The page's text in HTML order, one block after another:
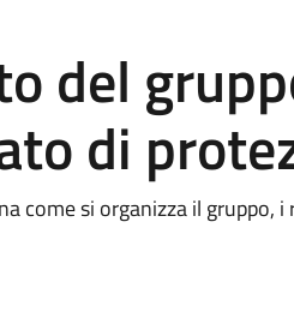
del
di
come si organizza il